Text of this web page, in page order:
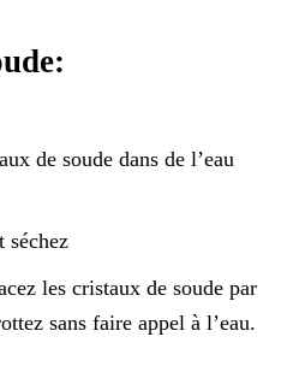
de soude dans de l’eau
séchez
les cristaux de soude par
sans faire appel à l’eau.